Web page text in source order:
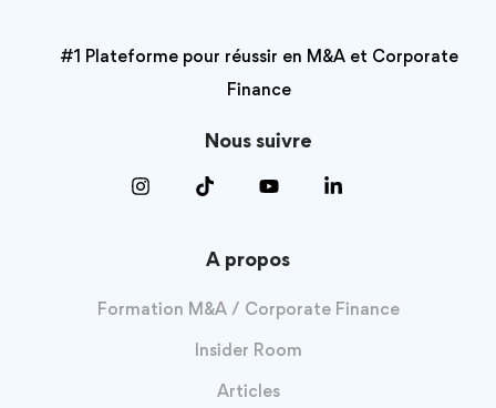
#1 Plateforme pour réussir en M&A et Corporate
Finance
Nous suivre
A propos
Formation M&A / Corporate Finance
Insider Room
Articles